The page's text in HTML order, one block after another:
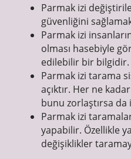
Parmak izi
güvenliğini
Parmak izi
olması hasebiyle
edilebilir bir bilgidir.
Parmak izi tarama
açıktır. Her ne
bunu zorlaştırsa da
Parmak izi
yapabilir. Özellikle
değişiklikler